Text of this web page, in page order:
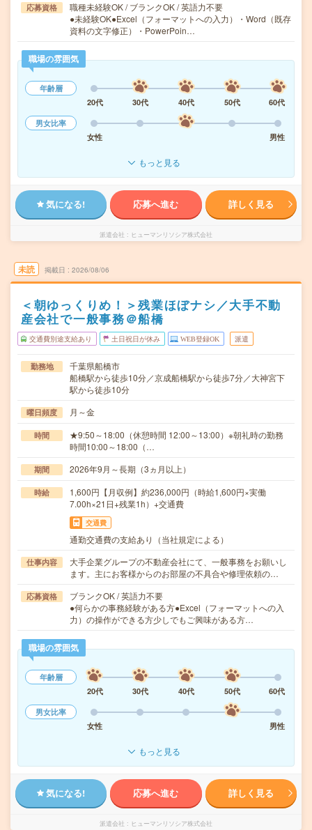
応募資格
職種未経験OK / ブランクOK / 英語力不要
●未経験OK●Excel（フォーマットへの入力）・Word（既存
資料の文字修正）・PowerPoin…
職場の雰囲気
年齢層
20代
30代 40代 50代
60代
男女比率
女性
男性
もっと見る
気になる! 応募へ進む 詳しく見る
派遣会社 ヒューマンリソシア株式会社
未読 掲載日 2026/08/06
＜朝ゆっくりめ！＞残業ほぼナシ／大手不動
産会社で一般事務＠船橋
交通費別途支給あり 土日祝日が休み WEB登録OK 派遣
勤務地
千葉県船橋市
船橋駅から徒歩10分／京成船橋駅から徒歩7分／大神宮下
駅から徒歩10分
曜日頻度 月～金
時間
★9:50～18:00（休憩時間 12:00～13:00）※朝礼時の勤務
時間10:00～18:00（…
期間 2026年9月～長期（3ヵ月以上）
時給
1,600円【月収例】約236,000円（時給1,600円×実働
7.00h×21日+残業1h）+交通費
交通費
通勤交通費の支給あり（当社規定による）
仕事内容
大手企業グループの不動産会社にて、一般事務をお願いし
ます。主にお客様からのお部屋の不具合や修理依頼の…
応募資格
ブランクOK / 英語力不要
●何らかの事務経験がある方●Excel（フォーマットへの入
力）の操作ができる方少しでもご興味がある方…
職場の雰囲気
年齢層
20代
30代 40代 50代
60代
男女比率
女性
男性
もっと見る
気になる! 応募へ進む 詳しく見る
派遣会社 ヒューマンリソシア株式会社